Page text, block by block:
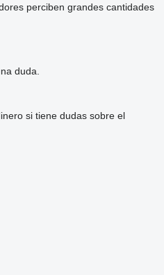
perciben grandes cantidades
duda.
si tiene dudas sobre el